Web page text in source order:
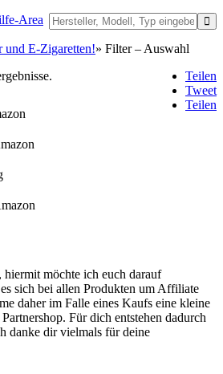
Area
und E-Zigaretten!» Filter – Auswahl
Teilen
Tweet
Teilen
möchte ich euch darauf
sich bei allen Produkten um Affiliate
daher im Falle eines Kaufs eine kleine
Für dich entstehen dadurch
danke dir vielmals für deine